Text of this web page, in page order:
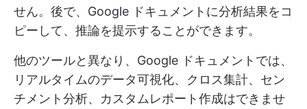
せん。後で、Google ドキュメントに分析結果をコ
ピーして、推論を提示することができます。
他のツールと異なり、Google ドキュメントでは、
リアルタイムのデータ可視化、クロス集計、セン
チメント分析、カスタムレポート作成はできませ